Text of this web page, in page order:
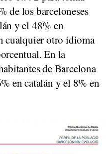
de los barceloneses
y el 48% en
cualquier otro idioma
En la
de Barcelona
en catalán y el 8% en